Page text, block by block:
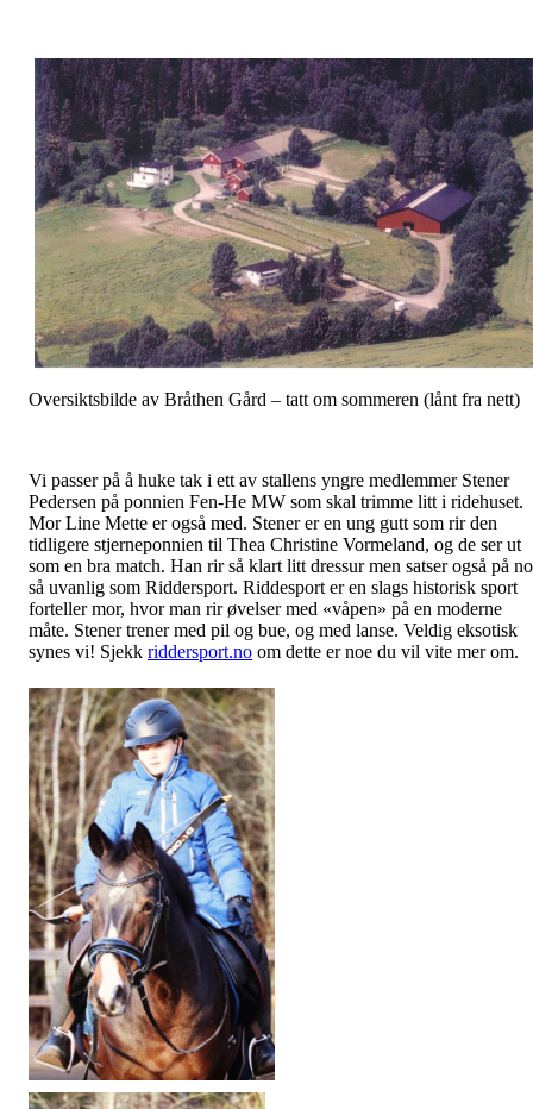
Oversiktsbilde av Bråthen Gård – tatt om sommeren (lånt fra nett)
Vi passer på å huke tak i ett av stallens yngre medlemmer Stener
Pedersen på ponnien Fen-He MW som skal trimme litt i ridehuset.
Mor Line Mette er også med. Stener er en ung gutt som rir den
tidligere stjerneponnien til Thea Christine Vormeland, og de ser ut
som en bra match. Han rir så klart litt dressur men satser også på
så uvanlig som Riddersport. Riddesport er en slags historisk sport
forteller mor, hvor man rir øvelser med «våpen» på en moderne
måte. Stener trener med pil og bue, og med lanse. Veldig eksotisk
synes vi! Sjekk riddersport.no om dette er noe du vil vite mer om.